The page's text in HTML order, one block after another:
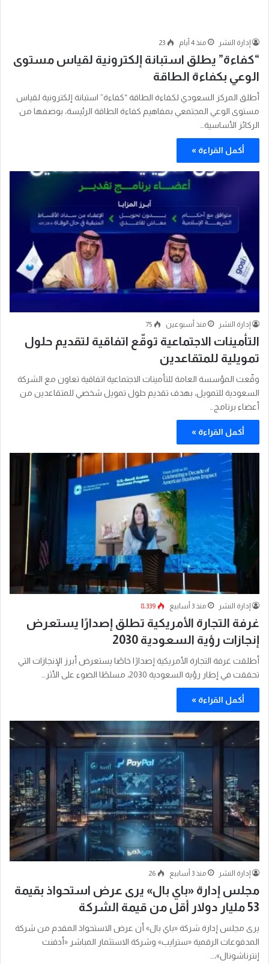
إدارة النشر منذ 4 أيام 23
“كفاءة” يطلق استبانة إلكترونية لقياس مستوى
الوعي بكفاءة الطاقة
أطلق المركز السعودي لكفاءة الطاقة “كفاءة” استبانة إلكترونية لقياس
مستوى الوعي المجتمعي بمفاهيم كفاءة الطاقة الرئيسة، بوصفها من
الركائز الأساسية…
أكمل القراءة »
إدارة النشر منذ أسبوعين 75
التأمينات الاجتماعية توقّع اتفاقية لتقديم حلول
تمويلية للمتقاعدين
وقّعت المؤسسة العامة للتأمينات الاجتماعية اتفاقية تعاون مع الشركة
السعودية للتمويل، بهدف تقديم حلول تمويل شخصي للمتقاعدين من
أعضاء برنامج…
أكمل القراءة »
إدارة النشر منذ 3 أسابيع 8٬339
غرفة التجارة الأمريكية تطلق إصدارًا يستعرض
إنجازات رؤية السعودية 2030
أطلقت غرفة التجارة الأمريكية إصدارًا خاصًا يستعرض أبرز الإنجازات التي
تحققت في إطار رؤية السعودية 2030، مسلطًا الضوء على الأثر…
أكمل القراءة »
إدارة النشر منذ 3 أسابيع 26
مجلس إدارة «باي بال» يرى عرض استحواذ بقيمة
53 مليار دولار أقل من قيمة الشركة
يرى مجلس إدارة شركة «باي بال» أن عرض الاستحواذ المقدم من شركة
المدفوعات الرقمية «سترايب» وشركة الاستثمار المباشر «أدفنت
إنترناشونال»،…